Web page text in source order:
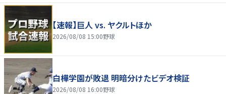
【速報】巨人 vs. ヤクルトほか
2026/08/08 15:00野球
白樺学園が敗退 明暗分けたビデオ検証
2026/08/08 16:00野球